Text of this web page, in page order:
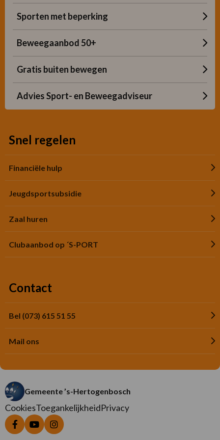
Sporten met beperking
Beweegaanbod 50+
Gratis buiten bewegen
Advies Sport- en Beweegadviseur
Snel regelen
Financiële hulp
Jeugdsportsubsidie
Zaal huren
Clubaanbod op ´S-PORT
Contact
Bel (073) 615 51 55
Mail ons
Gemeente ’s-Hertogenbosch
CookiesToegankelijkheidPrivacy
Ga
Ga
Ga